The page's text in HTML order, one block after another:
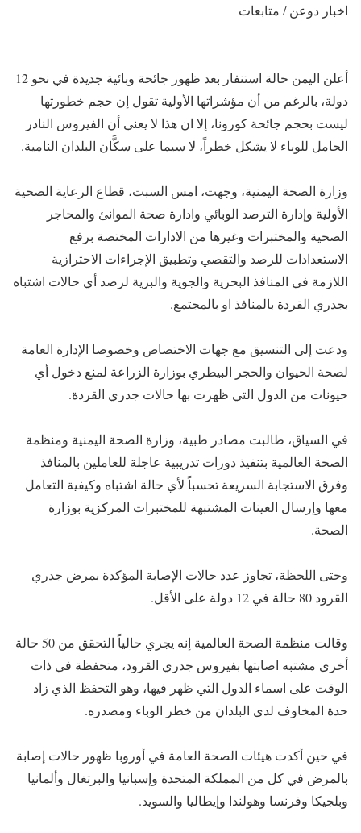
اخبار دوعن / متابعات
أعلن اليمن حالة استنفار بعد ظهور جائحة وبائية جديدة في نحو 12
دولة، بالرغم من أن مؤشراتها الأولية تقول إن حجم خطورتها
ليست بحجم جائحة كورونا، إلا ان هذا لا يعني أن الفيروس النادر
الحامل للوباء لا يشكل خطراً، لا سيما على سكَّان البلدان النامية.
وزارة الصحة اليمنية، وجهت، امس السبت، قطاع الرعاية الصحية
الأولية وإدارة الترصد الوبائي وادارة صحة الموانئ والمحاجر
الصحية والمختبرات وغيرها من الادارات المختصة برفع
الاستعدادات للرصد والتقصي وتطبيق الإجراءات الاحترازية
اللازمة في المنافذ البحرية والجوية والبرية لرصد أي حالات اشتباه
بجدري القردة بالمنافذ او بالمجتمع.
ودعت إلى التنسيق مع جهات الاختصاص وخصوصا الإدارة العامة
لصحة الحيوان والحجر البيطري بوزارة الزراعة لمنع دخول أي
حيونات من الدول التي ظهرت بها حالات جدري القردة.
في السياق، طالبت مصادر طبية، وزارة الصحة اليمنية ومنظمة
الصحة العالمية بتنفيذ دورات تدريبية عاجلة للعاملين بالمنافذ
وفرق الاستجابة السريعة تحسباً لأي حالة اشتباه وكيفية التعامل
معها وإرسال العينات المشتبهة للمختبرات المركزية بوزارة
الصحة.
وحتى اللحظة، تجاوز عدد حالات الإصابة المؤكدة بمرض جدري
القرود 80 حالة في 12 دولة على الأقل.
وقالت منظمة الصحة العالمية إنه يجري حالياً التحقق من 50 حالة
أخرى مشتبه اصابتها بفيروس جدري القرود، متحفظة في ذات
الوقت على اسماء الدول التي ظهر فيها، وهو التحفظ الذي زاد
حدة المخاوف لدى البلدان من خطر الوباء ومصدره.
في حين أكدت هيئات الصحة العامة في أوروبا ظهور حالات إصابة
بالمرض في كل من المملكة المتحدة وإسبانيا والبرتغال وألمانيا
وبلجيكا وفرنسا وهولندا وإيطاليا والسويد.